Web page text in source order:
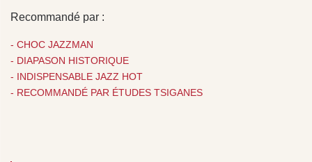
Recommandé par :
- CHOC JAZZMAN
- DIAPASON HISTORIQUE
- INDISPENSABLE JAZZ HOT
- RECOMMANDÉ PAR ÉTUDES TSIGANES